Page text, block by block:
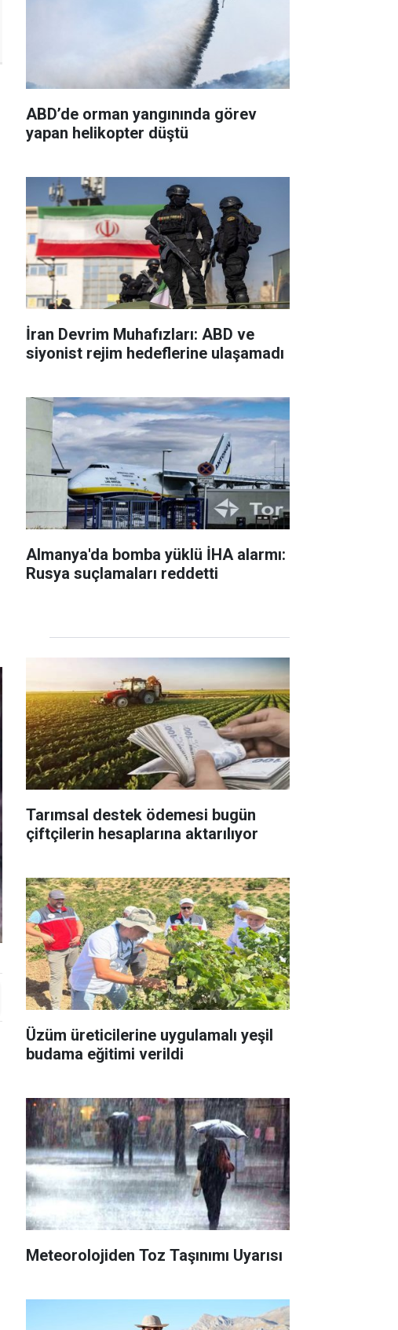
ABD’de orman yangınında görev
yapan helikopter düştü
İran Devrim Muhafızları: ABD ve
siyonist rejim hedeflerine ulaşamadı
Almanya'da bomba yüklü İHA alarmı:
Rusya suçlamaları reddetti
Tarımsal destek ödemesi bugün
çiftçilerin hesaplarına aktarılıyor
Üzüm üreticilerine uygulamalı yeşil
budama eğitimi verildi
Meteorolojiden Toz Taşınımı Uyarısı